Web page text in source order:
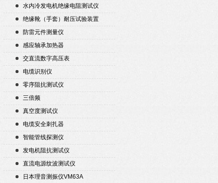
水内冷发电机绝缘电阻测试仪
绝缘靴（手套）耐压试验装置
防雷元件测量仪
感应轴承加热器
交直流数字高压表
电缆识别仪
零序阻抗测试仪
三倍频
真空度测试仪
电缆安全刺扎器
智能管线探测仪
发电机阻抗测试仪
直流电源纹波测试仪
日本理音测振仪VM63A